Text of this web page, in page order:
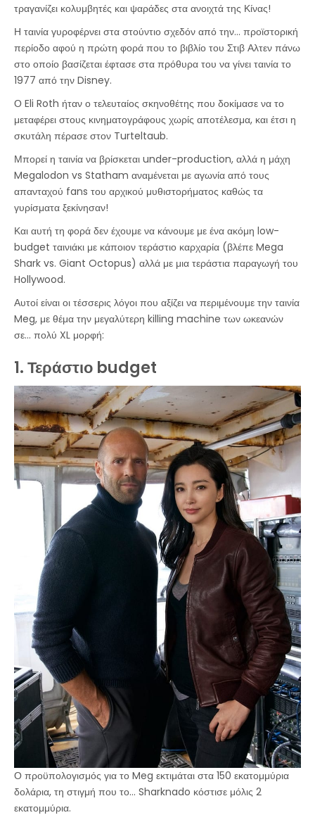
τραγανίζει κολυμβητές και ψαράδες στα ανοιχτά της Κίνας!
Η ταινία γυροφέρνει στα στούντιο σχεδόν από την... προϊστορική
περίοδο αφού η πρώτη φορά που το βιβλίο του Στιβ Αλτεν πάνω
στο οποίο βασίζεται έφτασε στα πρόθυρα του να γίνει ταινία το
1977 από την Disney.
Ο Eli Roth ήταν ο τελευταίος σκηνοθέτης που δοκίμασε να το
μεταφέρει στους κινηματογράφους χωρίς αποτέλεσμα, και έτσι η
σκυτάλη πέρασε στον Turteltaub.
Μπορεί η ταινία να βρίσκεται under-production, αλλά η μάχη
Megalodon vs Statham αναμένεται με αγωνία από τους
απανταχού fans του αρχικού μυθιστορήματος καθώς τα
γυρίσματα ξεκίνησαν!
Και αυτή τη φορά δεν έχουμε να κάνουμε με ένα ακόμη low-
budget ταινιάκι με κάποιον τεράστιο καρχαρία (βλέπε Mega
Shark vs. Giant Octopus) αλλά με μια τεράστια παραγωγή του
Hollywood.
Αυτοί είναι οι τέσσερις λόγοι που αξίζει να περιμένουμε την ταινία
Meg, με θέμα την μεγαλύτερη killing machine των ωκεανών
σε... πολύ XL μορφή:
1. Τεράστιο budget
Ο προϋπολογισμός για το Meg εκτιμάται στα 150 εκατομμύρια
δολάρια, τη στιγμή που το... Sharknado κόστισε μόλις 2
εκατομμύρια.